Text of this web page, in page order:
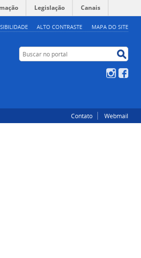
ALTO CONTRASTE MAPA DO SITE
Legislação Canais
Buscar no portal
Instagram
Contato Webmail